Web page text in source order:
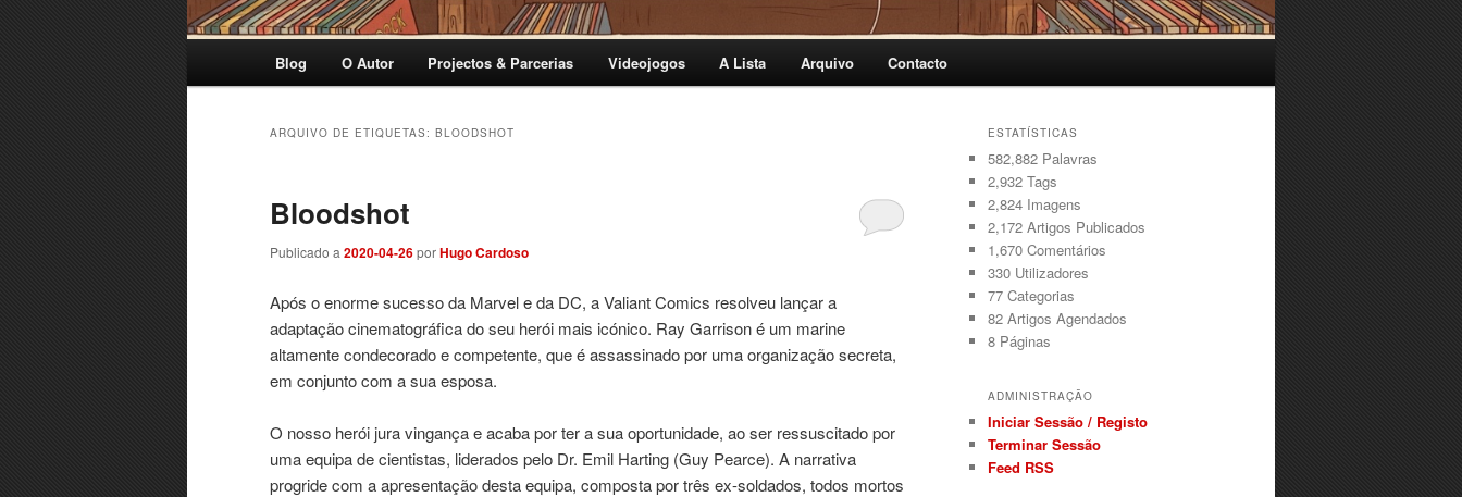
Blog O Autor Projectos & Parcerias Videojogos A Lista Arquivo Contacto
ARQUIVO DE ETIQUETAS: BLOODSHOT
Bloodshot
Publicado a 2020-04-26porHugo Cardoso
Após o enorme sucesso da Marvel e da DC, a Valiant Comics resolveu lançar a
adaptação cinematográfica do seu herói mais icónico. Ray Garrison é um marine
altamente condecorado e competente, que é assassinado por uma organização secreta,
em conjunto com a sua esposa.
O nosso herói jura vingança e acaba por ter a sua oportunidade, ao ser ressuscitado por
uma equipa de cientistas, liderados pelo Dr. Emil Harting (Guy Pearce). A narrativa
progride com a apresentação desta equipa, composta por três ex-soldados, todos mortos
ESTATÍSTICAS
582,882 Palavras
2,932 Tags
2,824 Imagens
2,172 Artigos Publicados
1,670 Comentários
330 Utilizadores
77 Categorias
82 Artigos Agendados
8 Páginas
ADMINISTRAÇÃO
Iniciar Sessão / Registo
Terminar Sessão
Feed RSS